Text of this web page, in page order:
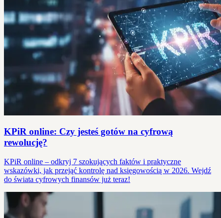
KPiR online: Czy jesteś gotów na cyfrową
rewolucję?
KPiR online – odkryj 7 szokujących faktów i praktyczne
wskazówki, jak przejąć kontrolę nad księgowością w 2026. Wejdź
do świata cyfrowych finansów już teraz!